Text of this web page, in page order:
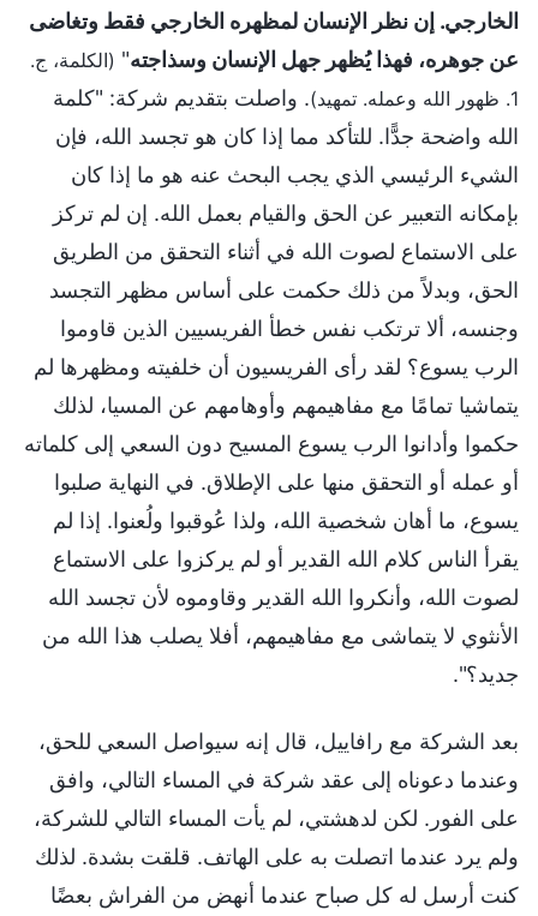
الخارجي. إن نظر الإنسان لمظهره الخارجي فقط وتغاضى
عن جوهره، فهذا يُظهر جهل الإنسان وسذاجته" (الكلمة، ج.
1. ظهور الله وعمله. تمهيد)
. واصلت بتقديم شركة: "كلمة
الله واضحة جدًّا. للتأكد مما إذا كان هو تجسد الله، فإن
الشيء الرئيسي الذي يجب البحث عنه هو ما إذا كان
بإمكانه التعبير عن الحق والقيام بعمل الله. إن لم تركز
على الاستماع لصوت الله في أثناء التحقق من الطريق
الحق، وبدلاً من ذلك حكمت على أساس مظهر التجسد
وجنسه، ألا ترتكب نفس خطأ الفريسيين الذين قاوموا
الرب يسوع؟ لقد رأى الفريسيون أن خلفيته ومظهرها لم
يتماشيا تمامًا مع مفاهيمهم وأوهامهم عن المسيا، لذلك
حكموا وأدانوا الرب يسوع المسيح دون السعي إلى كلماته
أو عمله أو التحقق منها على الإطلاق. في النهاية صلبوا
يسوع، ما أهان شخصية الله، ولذا عُوقبوا ولُعنوا. إذا لم
يقرأ الناس كلام الله القدير أو لم يركزوا على الاستماع
لصوت الله، وأنكروا الله القدير وقاوموه لأن تجسد الله
الأنثوي لا يتماشى مع مفاهيمهم، أفلا يصلب هذا الله من
جديد؟".
بعد الشركة مع رافاييل، قال إنه سيواصل السعي للحق،
وعندما دعوناه إلى عقد شركة في المساء التالي، وافق
على الفور. لكن لدهشتي، لم يأت المساء التالي للشركة،
ولم يرد عندما اتصلت به على الهاتف. قلقت بشدة. لذلك
كنت أرسل له كل صباح عندما أنهض من الفراش بعضًا